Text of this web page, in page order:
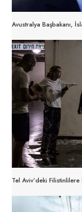
Avustralya Başbakanı,
Tel Aviv’deki